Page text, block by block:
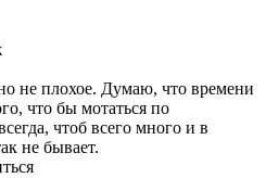
не плохое. Думаю, что времени
что бы мотаться по
чтоб всего много и в
не бывает.